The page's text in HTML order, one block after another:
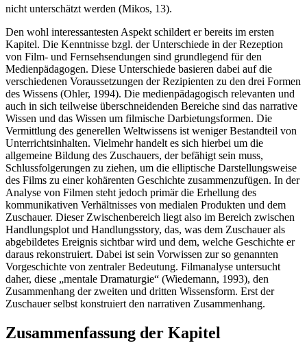
nicht unterschätzt werden (Mikos, 13).
Den wohl interessantesten Aspekt schildert er bereits im ersten
Kapitel. Die Kenntnisse bzgl. der Unterschiede in der Rezeption
von Film- und Fernsehsendungen sind grundlegend für den
Medienpädagogen. Diese Unterschiede basieren dabei auf die
verschiedenen Voraussetzungen der Rezipienten zu den drei Formen
des Wissens (Ohler, 1994). Die medienpädagogisch relevanten und
auch in sich teilweise überschneidenden Bereiche sind das narrative
Wissen und das Wissen um filmische Darbietungsformen. Die
Vermittlung des generellen Weltwissens ist weniger Bestandteil von
Unterrichtsinhalten. Vielmehr handelt es sich hierbei um die
allgemeine Bildung des Zuschauers, der befähigt sein muss,
Schlussfolgerungen zu ziehen, um die elliptische Darstellungsweise
des Films zu einer kohärenten Geschichte zusammenzufügen. In der
Analyse von Filmen steht jedoch primär die Erhellung des
kommunikativen Verhältnisses von medialen Produkten und dem
Zuschauer. Dieser Zwischenbereich liegt also im Bereich zwischen
Handlungsplot und Handlungsstory, das, was dem Zuschauer als
abgebildetes Ereignis sichtbar wird und dem, welche Geschichte er
daraus rekonstruiert. Dabei ist sein Vorwissen zur so genannten
Vorgeschichte von zentraler Bedeutung. Filmanalyse untersucht
daher, diese „mentale Dramaturgie“ (Wiedemann, 1993), den
Zusammenhang der zweiten und dritten Wissensform. Erst der
Zuschauer selbst konstruiert den narrativen Zusammenhang.
Zusammenfassung der Kapitel